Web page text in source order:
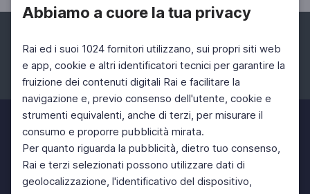
Abbiamo a cuore la tua privacy
Rai ed i suoi 1024 fornitori utilizzano, sui propri siti web
e app, cookie e altri identificatori tecnici per garantire la
fruizione dei contenuti digitali Rai e facilitare la
navigazione e, previo consenso dell'utente, cookie e
strumenti equivalenti, anche di terzi, per misurare il
consumo e proporre pubblicità mirata.
Per quanto riguarda la pubblicità, dietro tuo consenso,
Rai e terzi selezionati possono utilizzare dati di
geolocalizzazione, l'identificativo del dispositivo,
Facebook Instagram Twitter